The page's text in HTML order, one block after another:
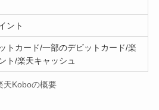
ント
トカード/一部のデビットカード/楽
ト/楽天キャッシュ
天Koboの概要